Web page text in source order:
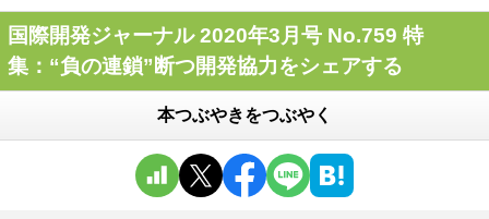
国際開発ジャーナル 2020年3月号 No.759 特
集：“負の連鎖”断つ開発協力をシェアする
本つぶやきをつぶやく